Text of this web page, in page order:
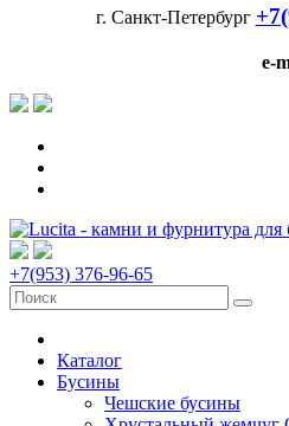
г. Санкт-Петербург
e-
+7(953) 376-96-65
Каталог
Бусины
Чешские бусины